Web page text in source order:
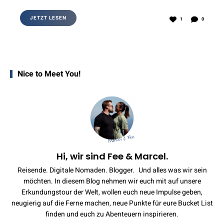
JETZT LESEN 1 0
Nice to Meet You!
Hi, wir sind Fee & Marcel.
Reisende. Digitale Nomaden. Blogger. Und alles was wir sein
möchten. In diesem Blog nehmen wir euch mit auf unsere
Erkundungstour der Welt, wollen euch neue Impulse geben,
neugierig auf die Ferne machen, neue Punkte für eure Bucket List
finden und euch zu Abenteuern inspirieren.